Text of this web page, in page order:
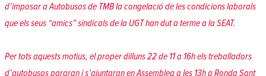
d’imposar a Autobusos de TMB la congelació de les condicions laborals
que els seus “amics” sindicals de la UGT han dut a terme a la SEAT.
Per tots aquests motius, el proper dilluns 22 de 11 a 16h els treballadors
d’autobusos pararan i s’ajuntaran en Assemblea a les 13h a Ronda Sant